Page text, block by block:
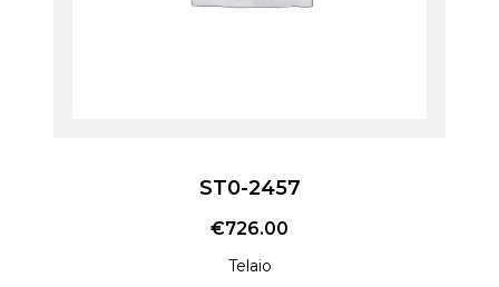
ST0-2457
€726.00
Telaio